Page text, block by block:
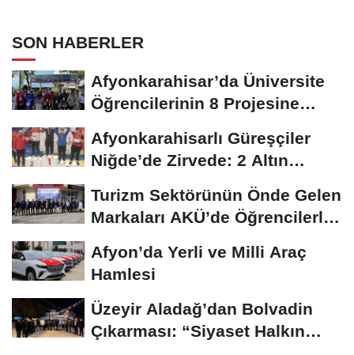
SON HABERLER
Afyonkarahisar’da Üniversite
Öğrencilerinin 8 Projesine
Afyonkarahisarlı Güreşçiler
Niğde’de Zirvede: 2 Altın
Turizm Sektörünün Önde Gelen
Markaları AKÜ’de Öğrencilerle
Afyon’da Yerli ve Milli Araç
Hamlesi
Üzeyir Aladağ’dan Bolvadin
Çıkarması: “Siyaset Halkın